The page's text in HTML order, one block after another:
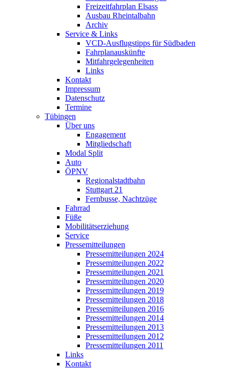
Freizeitfahrplan Elsass
Ausbau Rheintalbahn
Archiv
Service & Links
VCD-Ausflugstipps für Südbaden
Fahrplanauskünfte
Mitfahrgelegenheiten
Links
Kontakt
Impressum
Datenschutz
Termine
Tübingen
Über uns
Engagement
Mitgliedschaft
Modal Split
Auto
ÖPNV
Regionalstadtbahn
Stuttgart 21
Fernbusse, Nachtzüge
Fahrrad
Füße
Mobilitätserziehung
Service
Pressemitteilungen
Pressemitteilungen 2024
Pressemitteilungen 2022
Pressemitteilungen 2021
Pressemitteilungen 2020
Pressemitteilungen 2019
Pressemitteilungen 2018
Pressemitteilungen 2016
Pressemitteilungen 2014
Pressemitteilungen 2013
Pressemitteilungen 2012
Pressemitteilungen 2011
Links
Kontakt